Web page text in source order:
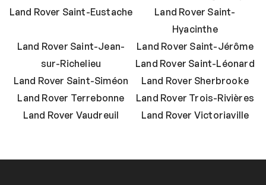
Land Rover Saint-Eustache
Land Rover Saint-
Hyacinthe
Land Rover Saint-Jean-
sur-Richelieu
Land Rover Saint-Jérôme
Land Rover Saint-Léonard
Land Rover Saint-Siméon
Land Rover Sherbrooke
Land Rover Terrebonne
Land Rover Trois-Rivières
Land Rover Vaudreuil
Land Rover Victoriaville